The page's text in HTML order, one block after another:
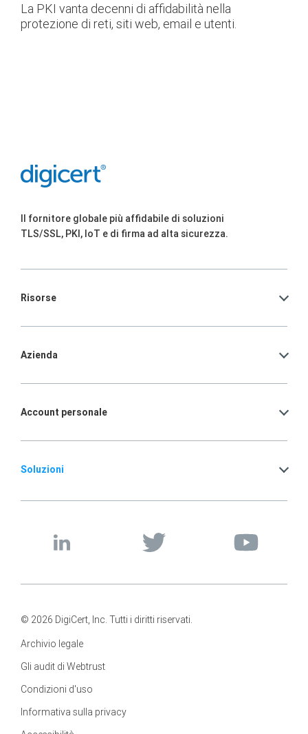
La PKI vanta decenni di affidabilità nella
protezione di reti, siti web, email e utenti.
Il fornitore globale più affidabile di soluzioni
TLS/SSL, PKI, IoT e di firma ad alta sicurezza.
Risorse
Azienda
Account personale
Soluzioni
© 2026 DigiCert, Inc. Tutti i diritti riservati.
Archivio legale
Gli audit di Webtrust
Condizioni d'uso
Informativa sulla privacy